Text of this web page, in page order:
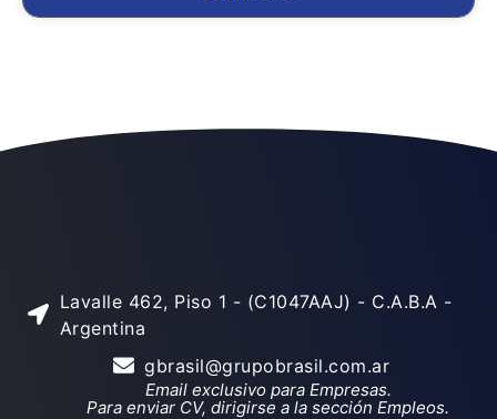
Lavalle 462, Piso 1 - (C1047AAJ) - C.A.B.A -
Argentina
gbrasil@grupobrasil.com.ar
Email exclusivo para Empresas.
Para enviar CV, dirigirse a la sección Empleos.